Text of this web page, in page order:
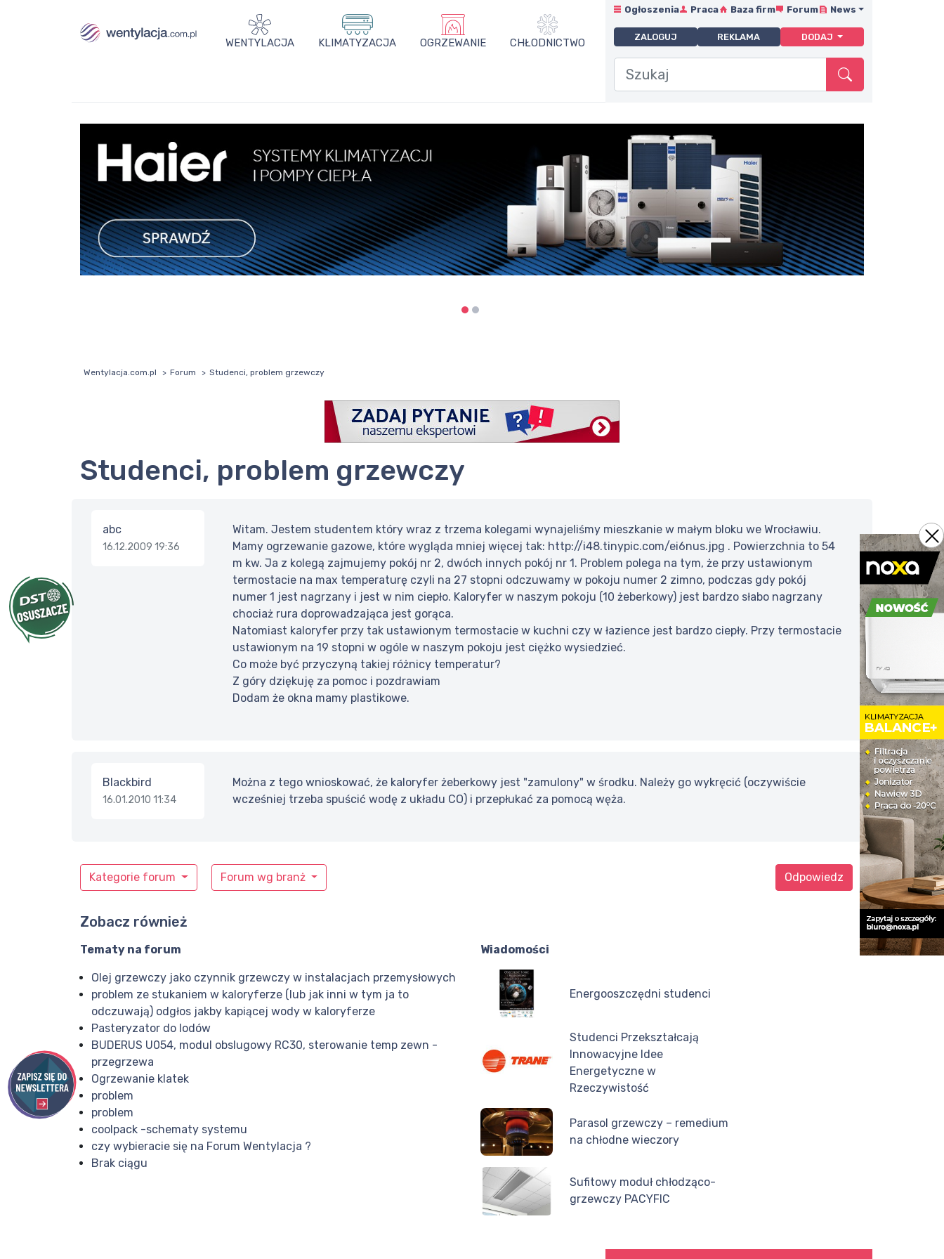
WENTYLACJA KLIMATYZACJA OGRZEWANIE CHŁODNICTWO
Ogłoszenia Praca Baza firm Forum News
ZALOGUJ REKLAMA DODAJ
Wentylacja.com.pl Forum Studenci, problem grzewczy
Studenci, problem grzewczy
abc
16.12.2009 19:36
Witam. Jestem studentem który wraz z trzema kolegami wynajeliśmy mieszkanie w małym bloku we Wrocławiu.
Mamy ogrzewanie gazowe, które wygląda mniej więcej tak: http://i48.tinypic.com/ei6nus.jpg . Powierzchnia to 54
m kw. Ja z kolegą zajmujemy pokój nr 2, dwóch innych pokój nr 1. Problem polega na tym, że przy ustawionym
termostacie na max temperaturę czyli na 27 stopni odczuwamy w pokoju numer 2 zimno, podczas gdy pokój
numer 1 jest nagrzany i jest w nim ciepło. Kaloryfer w naszym pokoju (10 żeberkowy) jest bardzo słabo nagrzany
chociaż rura doprowadzająca jest gorąca.
Natomiast kaloryfer przy tak ustawionym termostacie w kuchni czy w łazience jest bardzo ciepły. Przy termostacie
ustawionym na 19 stopni w ogóle w naszym pokoju jest ciężko wysiedzieć.
Co może być przyczyną takiej różnicy temperatur?
Z góry dziękuję za pomoc i pozdrawiam
Dodam że okna mamy plastikowe.
Blackbird
16.01.2010 11:34
Można z tego wnioskować, że kaloryfer żeberkowy jest "zamulony" w środku. Należy go wykręcić (oczywiście
wcześniej trzeba spuścić wodę z układu CO) i przepłukać za pomocą węża.
Kategorie forum Forum wg branż Odpowiedz
Zobacz również
Tematy na forum
Olej grzewczy jako czynnik grzewczy w instalacjach przemysłowych
problem ze stukaniem w kaloryferze (lub jak inni w tym ja to
odczuwają) odgłos jakby kapiącej wody w kaloryferze
Pasteryzator do lodów
BUDERUS U054, modul obslugowy RC30, sterowanie temp zewn -
przegrzewa
Ogrzewanie klatek
problem
problem
coolpack -schematy systemu
czy wybieracie się na Forum Wentylacja ?
Brak ciągu
Wiadomości
Energooszczędni studenci
Studenci Przekształcają
Innowacyjne Idee
Energetyczne w
Rzeczywistość
Parasol grzewczy – remedium
na chłodne wieczory
Sufitowy moduł chłodząco-
grzewczy PACYFIC